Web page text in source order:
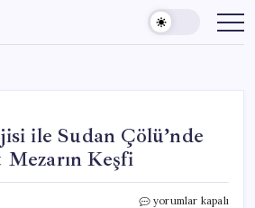
ile Sudan Çölü’nde
Mezarın Keşfi
Uzay
yorumlar kapalı